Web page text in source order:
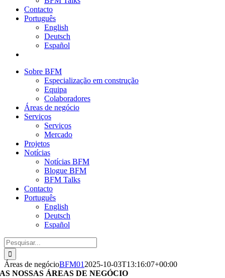
Contacto
Português
English
Deutsch
Español
Sobre BFM
Especialização em construção
Equipa
Colaboradores
Áreas de negócio
Serviços
Serviços
Mercado
Projetos
Notícias
Notícias BFM
Blogue BFM
BFM Talks
Contacto
Português
English
Deutsch
Español
Procurar
por:
Áreas de negócioBFM01 2025-10-03T13:16:07+00:00
AS NOSSAS ÁREAS DE NEGÓCIO